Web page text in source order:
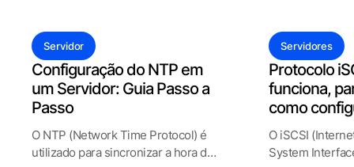
Servidor
Configuração do NTP em
um Servidor: Guia Passo a
Passo
O NTP (Network Time Protocol) é
utilizado para sincronizar a hora do
Servidores
Protocolo
funciona,
como
O iSCSI
System